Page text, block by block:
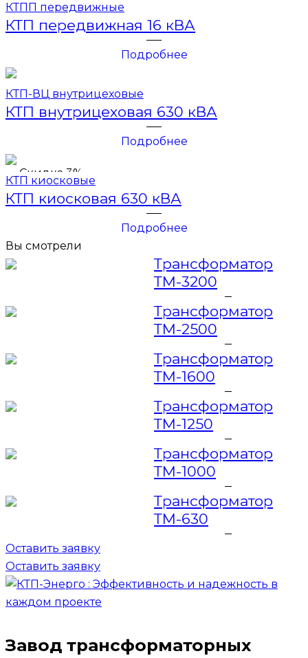
КТПП передвижные
КТП передвижная 16 кВА
Подробнее
КТП-ВЦ внутрицеховые
КТП внутрицеховая 630 кВА
Подробнее
Скидка 3%
КТП киосковые
КТП киосковая 630 кВА
Подробнее
Вы смотрели
Трансформатор
ТМ-3200
Трансформатор
ТМ-2500
Трансформатор
ТМ-1600
Трансформатор
ТМ-1250
Трансформатор
ТМ-1000
Трансформатор
ТМ-630
Оставить заявку
Оставить заявку
Завод трансформаторных